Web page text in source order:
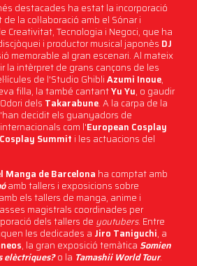
destacades ha estat la incorporació
de la col·laboració amb el Sónar i
Creativitat, Tecnologia i Negoci, que ha
i productor musical japonès DJ
memorable al gran escenari. Al mateix
la intèrpret de grans cançons de les
de l'Studio GhibliAzumi Inoue,
filla, la també cantantYu Yu, o gaudir
dels Takarabune. A la carpa de la
decidit els guanyadors de
com l'European Cosplay
Summit i les actuacions del
Manga de Barcelona ha comptat amb
amb tallers i exposicions sobre
els tallers de manga, anime i
magistrals coordinades per
dels tallers de youtubers. Entre
les dedicades a Jiro Taniguchi, a
, la gran exposició temàtica Somien
elèctriques?o la Tamashii World Tour.